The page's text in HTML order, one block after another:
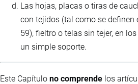
Las hojas, placas o tiras de
con tejidos (tal como se definen
59), fieltro o telas sin tejer, en
un simple soporte.
Este Capítulo no comprende los